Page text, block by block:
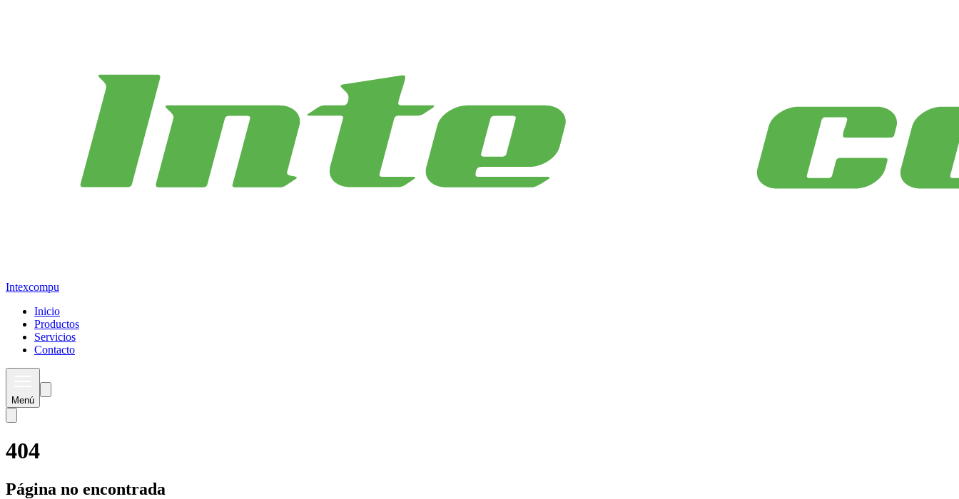
Intexcompu
Inicio
Productos
Servicios
Contacto
Menú
404
Página no encontrada